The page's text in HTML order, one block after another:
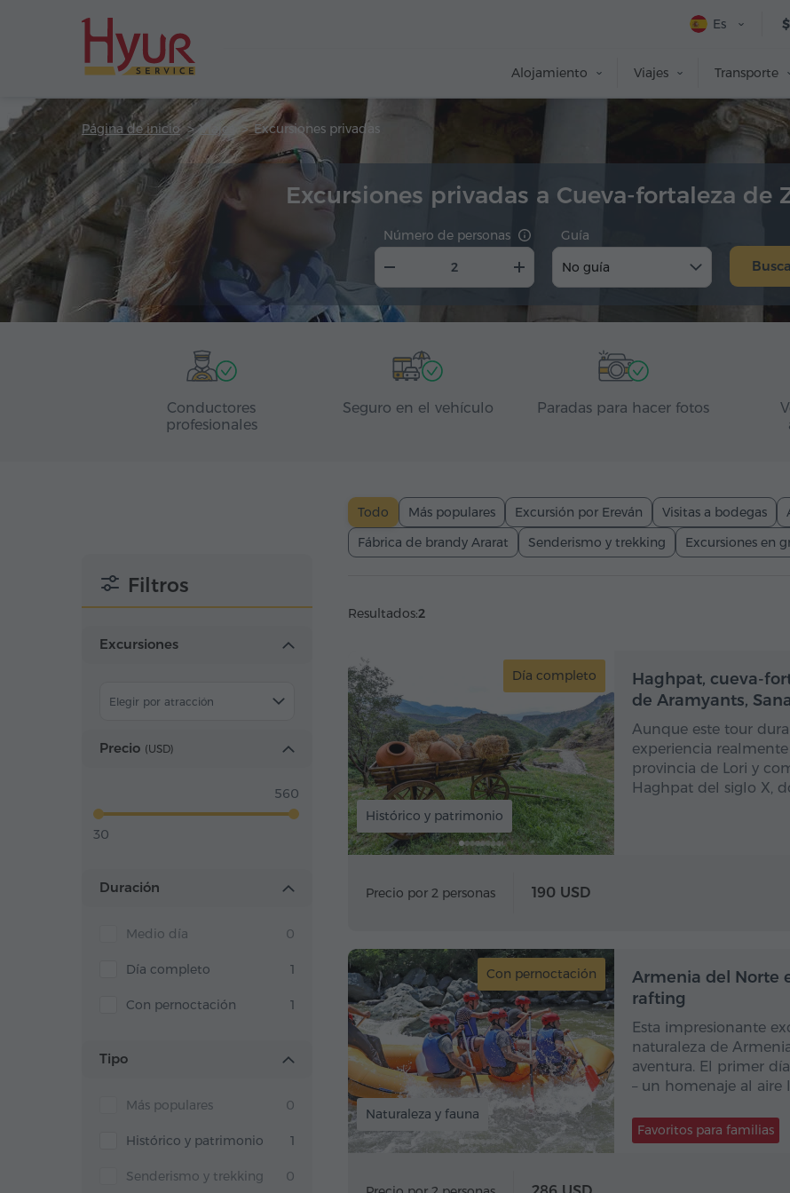
$
Es
Alojamiento Viajes Transporte
Página de inicio Viajes Excursiones privadas
Excursiones privadas a Cueva-fortaleza de
Número de personas
Guía
No guía
Conductores
profesionales
Seguro en el vehículo Paradas para hacer fotos
Filtros
Excursiones
Elegir por atracción
Precio (USD)
30
560
Duración
Medio día 0
Día completo 1
Con pernoctación 1
Tipo
Más populares 0
Histórico y patrimonio 1
Senderismo y trekking 0
Todo Más populares Excursión por Ereván Visitas a bodegas
Fábrica de brandy Ararat
Senderismo y trekking Excursiones en
Resultados:2
Día completo
Histórico y patrimonio
Haghpat, cueva-
de Aramyants,
Aunque este tour
experiencia
provincia de Lori y
Haghpat del siglo X,
Precio por 2 personas 190 USD
Con pernoctación Con
Naturaleza y fauna
Armenia del Norte
rafting
Esta impresionante
naturaleza de
aventura. El primer
– un homenaje al aire
Favoritos para familias